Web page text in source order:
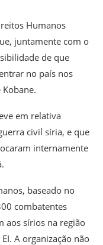
Humanos
juntamente com o
de que
no país nos
em relativa
civil síria, e que
internamente
baseado no
combatentes
aos sírios na região
A organização não